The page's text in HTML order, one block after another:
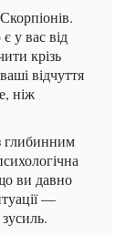
у вас від
крізь
ваші відчуття
ніж
глибинним
ви давно
—